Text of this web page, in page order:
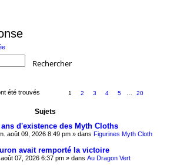
Rechercher
été trouvés 1 2 3 4 5 20
Sujets
d'existence des Myth Cloths
août 09, 2026 8:49 pm » dans Figurines Myth Cloth
avait remporté la victoire
07, 2026 6:37 pm » dans Au Dragon Vert